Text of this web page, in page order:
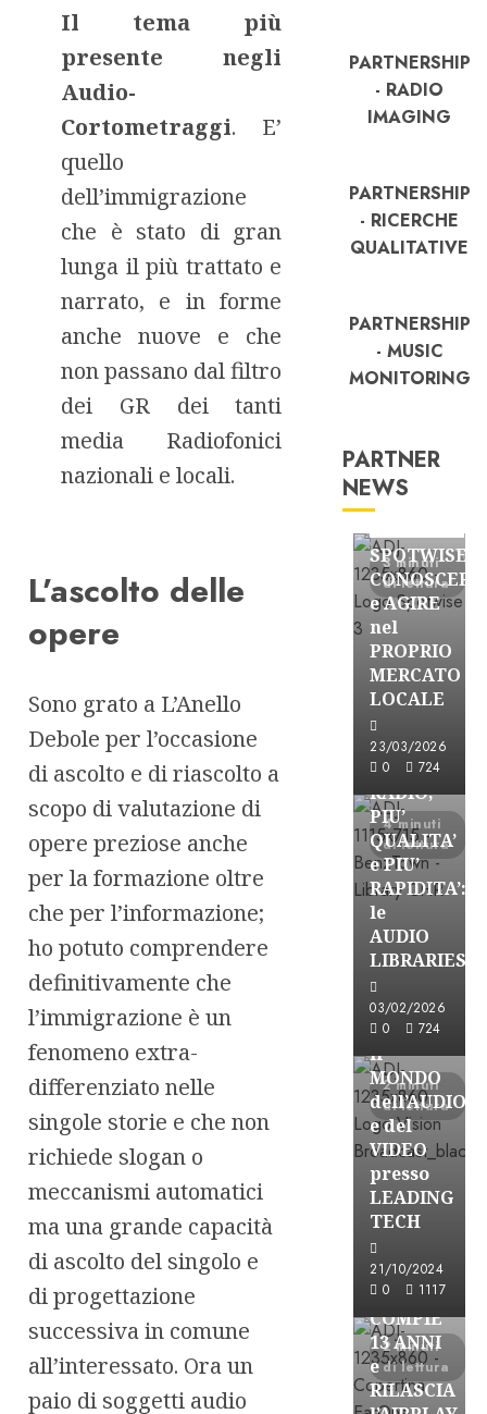
Il tema più
presente negli
Audio-
Cortometraggi. E’
quello
dell’immigrazione
che è stato di gran
lunga il più trattato e
narrato, e in forme
anche nuove e che
non passano dal filtro
dei GR dei tanti
media Radiofonici
nazionali e locali.
L’ascolto delle
opere
Sono grato a L’Anello
Debole per l’occasione
di ascolto e di riascolto a
scopo di valutazione di
opere preziose anche
per la formazione oltre
che per l’informazione;
ho potuto comprendere
definitivamente che
l’immigrazione è un
fenomeno extra-
differenziato nelle
singole storie e che non
richiede slogan o
meccanismi automatici
ma una grande capacità
di ascolto del singolo e
di progettazione
successiva in comune
all’interessato. Ora un
paio di soggetti audio
PARTNERSHIP
- RADIO
IMAGING
PARTNERSHIP
- RICERCHE
QUALITATIVE
PARTNERSHIP
- MUSIC
MONITORING
PARTNER
NEWS
3 minuti
di lettura
FREE
SPOTWISE:
CONOSCERE
e AGIRE
nel
PROPRIO
MERCATO
LOCALE
23/03/2026
0
724
4 minuti
di lettura
FREE
Per la
RADIO,
PIU’
QUALITA’
e PIU’
RAPIDITA’:
le
AUDIO
LIBRARIES
03/02/2026
0
724
2 minuti
di lettura
Partnership
VISION
BROADCAST,
ESPLORARE
il
MONDO
dell’AUDIO
e del
VIDEO
presso
LEADING
TECH
21/10/2024
0
1117
2 minuti
di lettura
Partnership
EARONE
COMPIE
13 ANNI
e
RILASCIA